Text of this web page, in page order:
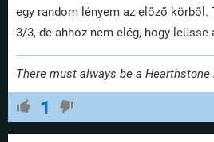
egy random lényem az előző körből.
3/3, de ahhoz nem elég, hogy leüsse
There must always be a Hearthstone
1